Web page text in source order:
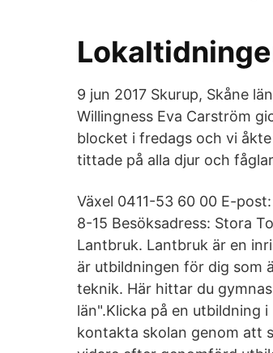
9 jun 2017 Skurup, Skåne
Willingness Eva Carström
blocket i fredags och vi
tittade på alla djur och
Växel 0411-53 60 00 E-
8-15 Besöksadress: Stora
Lantbruk. Lantbruk är en
är utbildningen för dig som
teknik. Här hittar du
län".Klicka på en utbildning
kontakta skolan genom att